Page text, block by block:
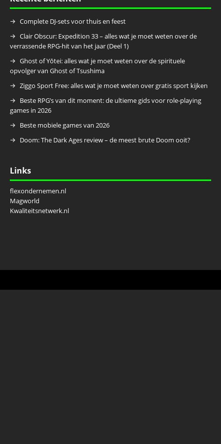
Complete DJ-sets voor thuis en feest
Clair Obscur: Expedition 33 – alles wat je moet weten over de
verrassende RPG-hit van het jaar (Deel 1)
Ghost of Yōtei: alles wat je moet weten over de spirituele
opvolger van Ghost of Tsushima
Ziggo Sport Free: alles wat je moet weten over gratis sport kijken
Beste RPG’s van dit moment: de ultieme gids voor role-playing
games in 2026
Beste mobiele games van 2026
Doom: The Dark Ages review – de meest brute Doom ooit?
Links
flexondernemen.nl
Magworld
Kwaliteitsnetwerk.nl